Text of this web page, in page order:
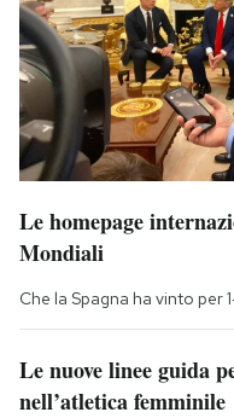
Le homepage
Mondiali
Che la Spagna ha vinto per
Le nuove linee guida
nell’atletica femminile